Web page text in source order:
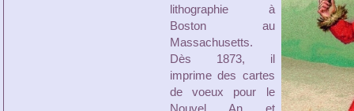
lithographie à
Boston au
Massachusetts.
Dès 1873, il
imprime des cartes
de voeux pour le